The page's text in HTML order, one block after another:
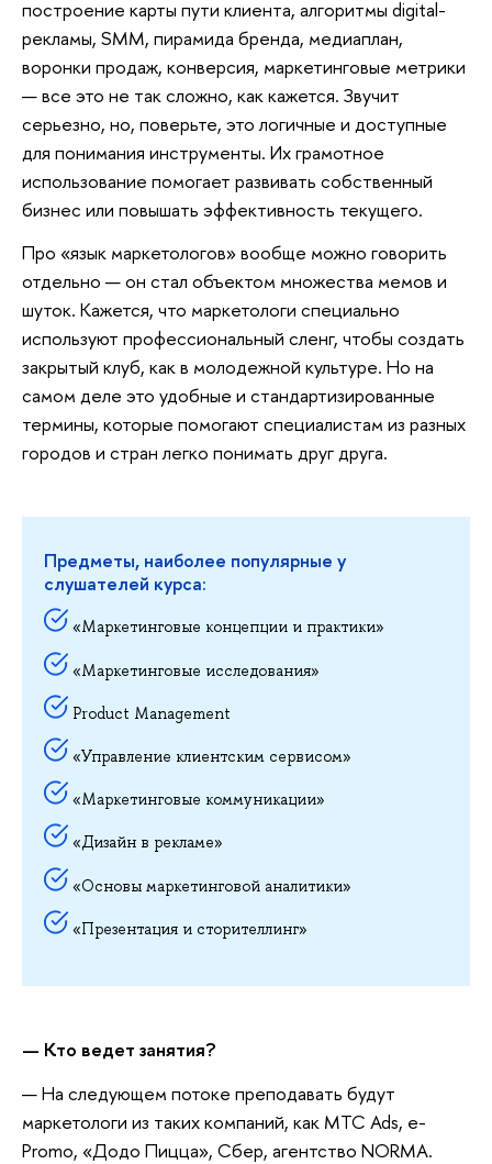
построение карты пути клиента, алгоритмы digital-
рекламы, SMM, пирамида бренда, медиаплан,
воронки продаж, конверсия, маркетинговые метрики
— все это не так сложно, как кажется. Звучит
серьезно, но, поверьте, это логичные и доступные
для понимания инструменты. Их грамотное
использование помогает развивать собственный
бизнес или повышать эффективность текущего.
Про «язык маркетологов» вообще можно говорить
отдельно — он стал объектом множества мемов и
шуток. Кажется, что маркетологи специально
используют профессиональный сленг, чтобы создать
закрытый клуб, как в молодежной культуре. Но на
самом деле это удобные и стандартизированные
термины, которые помогают специалистам из разных
городов и стран легко понимать друг друга.
Предметы, наиболее популярные у
слушателей курса:
«Маркетинговые концепции и практики»
«Маркетинговые исследования»
Product Management
«Управление клиентским сервисом»
«Маркетинговые коммуникации»
«Дизайн в рекламе»
«Основы маркетинговой аналитики»
«Презентация и сторителлинг»
— Кто ведет занятия?
— На следующем потоке преподавать будут
маркетологи из таких компаний, как МТС Ads, e-
Promo, «Додо Пицца», Сбер, агентство NORMA.